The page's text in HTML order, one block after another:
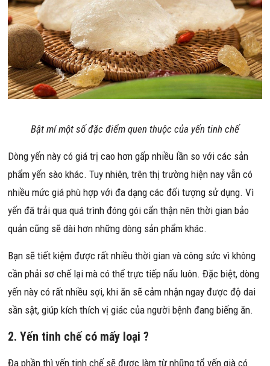
Bật mí một số đặc điểm quen thuộc của yến tinh chế
Dòng yến này có giá trị cao hơn gấp nhiều lần so với các sản
phẩm yến sào khác. Tuy nhiên, trên thị trường hiện nay vẫn có
nhiều mức giá phù hợp với đa dạng các đối tượng sử dụng. Vì
yến đã trải qua quá trình đóng gói cẩn thận nên thời gian bảo
quản cũng sẽ dài hơn những dòng sản phẩm khác.
Bạn sẽ tiết kiệm được rất nhiều thời gian và công sức vì không
cần phải sơ chế lại mà có thể trực tiếp nấu luôn. Đặc biệt, dòng
yến này có rất nhiều sợi, khi ăn sẽ cảm nhận ngay được độ dai
sần sật, giúp kích thích vị giác của người bệnh đang biếng ăn.
2. Yến tinh chế có mấy loại ?
Đa phần thì yến tinh chế sẽ được làm từ những tổ yến già có